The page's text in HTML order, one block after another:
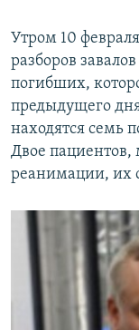
Утром 10
разборов
погибших,
предыдущего
находятся семь
Двое пациентов,
реанимации, их